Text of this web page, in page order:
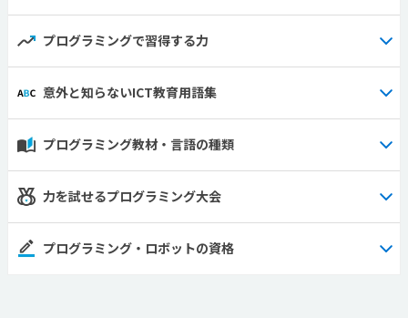
プログラミングで習得する力
意外と知らないICT教育用語集
プログラミング教材・言語の種類
力を試せるプログラミング大会
プログラミング・ロボットの資格